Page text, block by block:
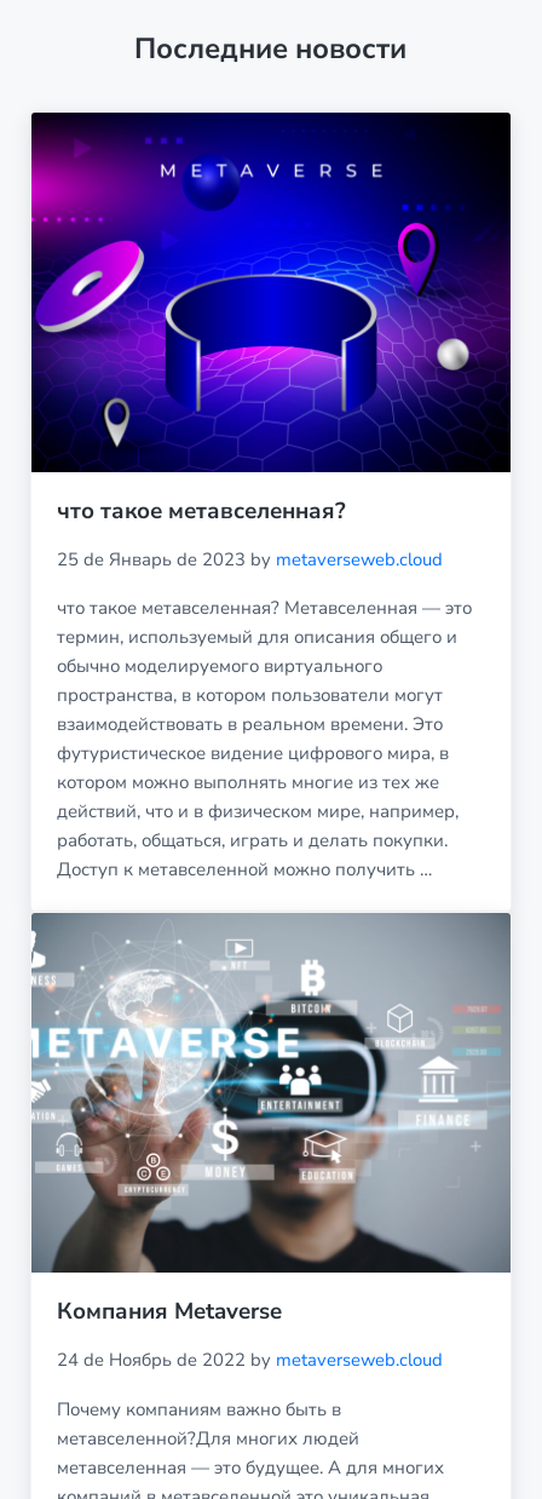
Последние новости
что такое метавселенная?
25 de Январь de 2023 by metaverseweb.cloud
что такое метавселенная? Метавселенная — это
термин, используемый для описания общего и
обычно моделируемого виртуального
пространства, в котором пользователи могут
взаимодействовать в реальном времени. Это
футуристическое видение цифрового мира, в
котором можно выполнять многие из тех же
действий, что и в физическом мире, например,
работать, общаться, играть и делать покупки.
Доступ к метавселенной можно получить …
Компания Metaverse
24 de Ноябрь de 2022 by metaverseweb.cloud
Почему компаниям важно быть в
метавселенной?Для многих людей
метавселенная — это будущее. А для многих